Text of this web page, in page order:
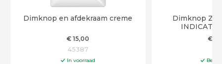
Dimknop en afdekraam creme
€ 15,00
45387
In voorraad
Dimknop
INDICATIE
€